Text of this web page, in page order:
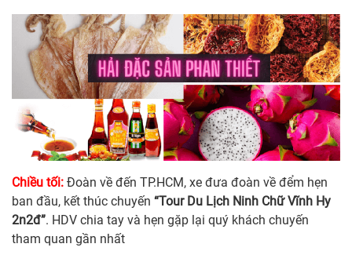
Chiều tối: Đoàn về đến TP.HCM, xe đưa đoàn về đểm hẹn
ban đầu, kết thúc chuyến “Tour Du Lịch Ninh Chữ Vĩnh Hy
2n2đ”. HDV chia tay và hẹn gặp lại quý khách chuyến
tham quan gần nhất